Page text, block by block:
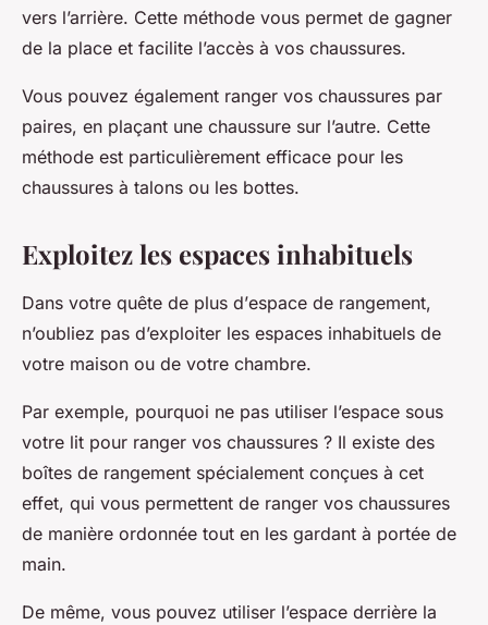
vers l’arrière. Cette méthode vous permet de gagner
de la place et facilite l’accès à vos chaussures.
Vous pouvez également ranger vos chaussures par
paires, en plaçant une chaussure sur l’autre. Cette
méthode est particulièrement efficace pour les
chaussures à talons ou les bottes.
Exploitez les espaces inhabituels
Dans votre quête de plus d’espace de rangement,
n’oubliez pas d’exploiter les espaces inhabituels de
votre maison ou de votre chambre.
Par exemple, pourquoi ne pas utiliser l’espace sous
votre lit pour ranger vos chaussures ? Il existe des
boîtes de rangement spécialement conçues à cet
effet, qui vous permettent de ranger vos chaussures
de manière ordonnée tout en les gardant à portée de
main.
De même, vous pouvez utiliser l’espace derrière la